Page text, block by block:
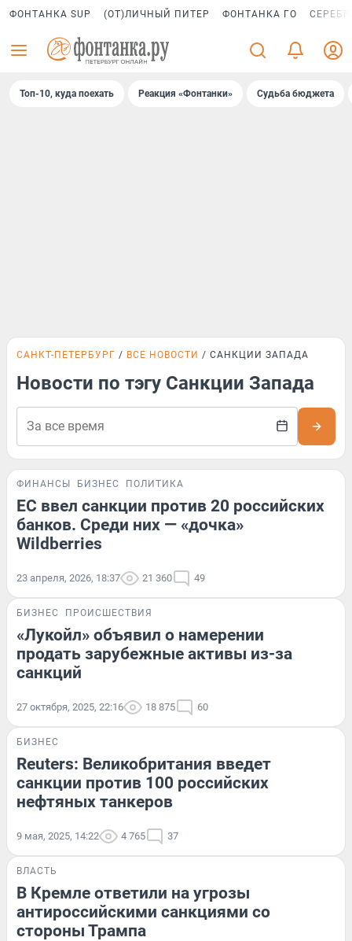
ФОНТАНКА SUP (ОТ)ЛИЧНЫЙ ПИТЕР ФОНТАНКА ГО
Топ-10, куда поехать Реакция «Фонтанки» Судьба бюджета
САНКТ-ПЕТЕРБУРГ ВСЕ НОВОСТИ САНКЦИИ ЗАПАДА
Новости по тэгу Санкции Запада
ФИНАНСЫ БИЗНЕС ПОЛИТИКА
ЕС ввел санкции против 20 российских
банков. Среди них — «дочка»
Wildberries
23 апреля, 2026, 18:37 21 360 49
БИЗНЕС ПРОИСШЕСТВИЯ
«Лукойл» объявил о намерении
продать зарубежные активы из-за
санкций
27 октября, 2025, 22:16 18 875 60
БИЗНЕС
Reuters: Великобритания введет
санкции против 100 российских
нефтяных танкеров
9 мая, 2025, 14:22 4 765 37
ВЛАСТЬ
В Кремле ответили на угрозы
антироссийскими санкциями со
стороны Трампа